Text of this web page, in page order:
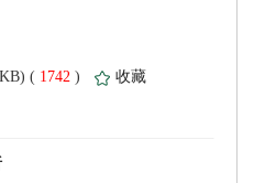
1742 )